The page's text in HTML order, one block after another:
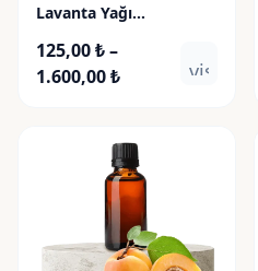
Lavanta Yağı
Oil
125,00₺–
1.600,00₺Fiyat
-
1.600,00 ₺
visibility